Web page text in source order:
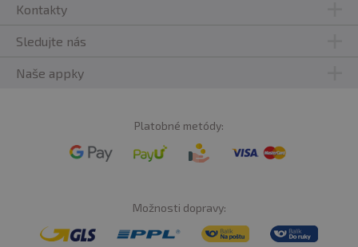
Kontakty
Sledujte nás
Naše appky
Platobné metódy:
Možnosti dopravy: